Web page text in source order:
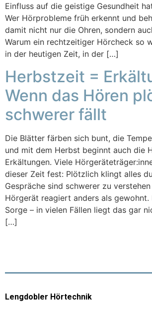
Einfluss auf die geistige Gesundheit
Wer Hörprobleme früh erkennt und
damit nicht nur die Ohren, sondern
Warum ein rechtzeitiger Hörcheck so
in der heutigen Zeit, in der […]
Herbstzeit =
Wenn das Hören
schwerer fällt
Die Blätter färben sich bunt, die
und mit dem Herbst beginnt auch die
Erkältungen. Viele
dieser Zeit fest: Plötzlich klingt alles
Gespräche sind schwerer zu
Hörgerät reagiert anders als gewohnt.
Sorge – in vielen Fällen liegt das gar
[…]
Lengdobler Hörtechnik